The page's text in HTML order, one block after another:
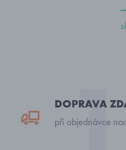
DOPRAVA
při objednávce